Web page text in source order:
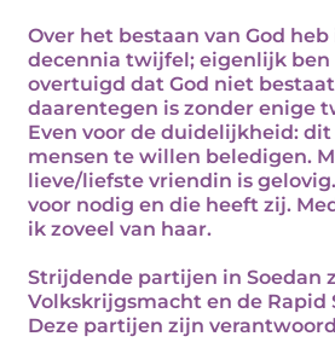
Over het bestaan van God
decennia twijfel; eigenlijk ben
overtuigd dat God niet
daarentegen is zonder enige
Even voor de duidelijkheid:
mensen te willen beledigen.
lieve/liefste vriendin is
voor nodig en die heeft zij.
ik zoveel van haar.
Strijdende partijen in Soedan
Volkskrijgsmacht en de Rapid
Deze partijen zijn